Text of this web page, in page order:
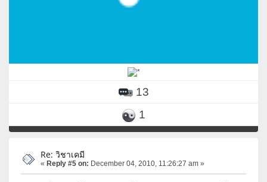
13
1
Re: วิชาเคมี
« Reply #5 on: December 04, 2010, 11:26:27 am »